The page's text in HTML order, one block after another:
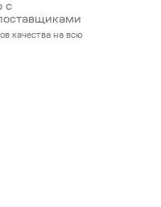
с
качества на всю